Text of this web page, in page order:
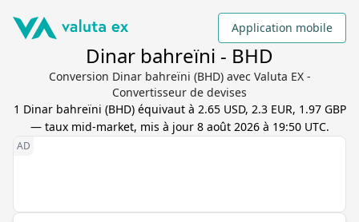
Application mobile
Dinar bahreïni - BHD
Conversion Dinar bahreïni (BHD) avec Valuta EX -
Convertisseur de devises
1 Dinar bahreïni (BHD) équivaut à 2.65 USD, 2.3 EUR, 1.97 GBP
— taux mid-market, mis à jour 8 août 2026 à 19:50 UTC.